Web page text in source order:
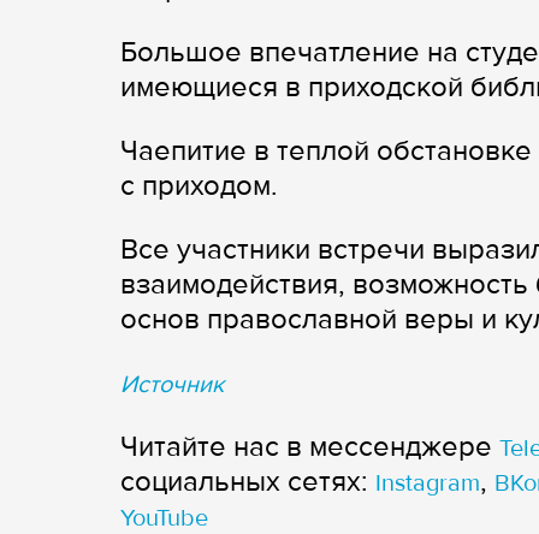
Большое впечатление на
имеющиеся в приходской
Чаепитие в теплой
с приходом.
Все участники встречи
взаимодействия,
основ православной веры и
Источник
Читайте нас в мессенджере
cоциальных сетях: Instagram,
YouTube